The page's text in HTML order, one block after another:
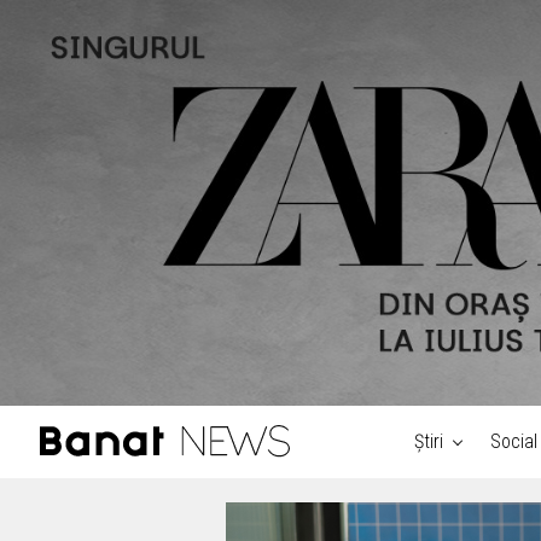
Știri Social